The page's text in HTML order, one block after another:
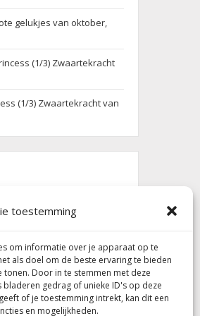
toestemming
om informatie over je apparaat op te
als doel om de beste ervaring te bieden
Door in te stemmen met deze
gedrag of unieke ID's op deze
of je toestemming intrekt, kan dit een
en mogelijkheden.
gelukjes van oktober,
(1/3) Zwaartekracht
(1/3) Zwaartekracht van